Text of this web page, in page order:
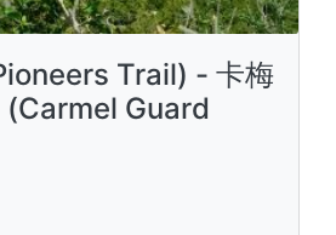
Trail) - 卡梅
(Carmel Guard